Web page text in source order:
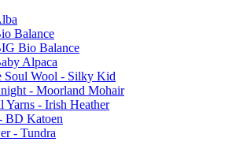
Balance
Bio Balance
Alpaca
Soul Wool - Silky Kid
- Moorland Mohair
Yarns - Irish Heather
BD Katoen
- Tundra